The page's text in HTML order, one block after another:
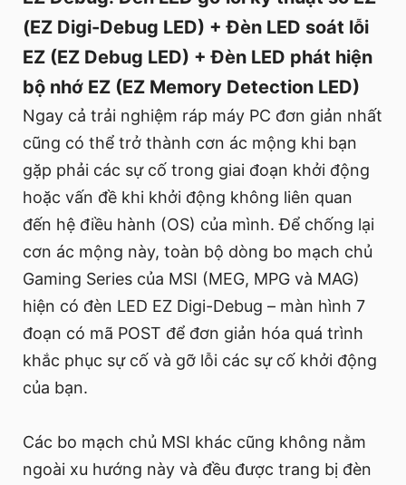
(EZ Digi-Debug LED) + Đèn LED soát lỗi
EZ (EZ Debug LED) + Đèn LED phát hiện
bộ nhớ EZ (EZ Memory Detection LED)
Ngay cả trải nghiệm ráp máy PC đơn giản nhất
cũng có thể trở thành cơn ác mộng khi bạn
gặp phải các sự cố trong giai đoạn khởi động
hoặc vấn đề khi khởi động không liên quan
đến hệ điều hành (OS) của mình. Để chống lại
cơn ác mộng này, toàn bộ dòng bo mạch chủ
Gaming Series của MSI (MEG, MPG và MAG)
hiện có đèn LED EZ Digi-Debug – màn hình 7
đoạn có mã POST để đơn giản hóa quá trình
khắc phục sự cố và gỡ lỗi các sự cố khởi động
của bạn.
Các bo mạch chủ MSI khác cũng không nằm
ngoài xu hướng này và đều được trang bị đèn